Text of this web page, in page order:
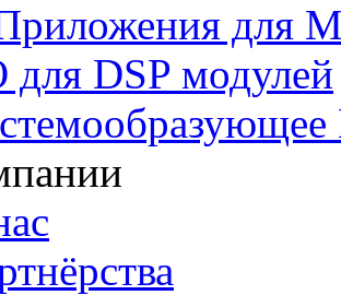
для
DSP модулей